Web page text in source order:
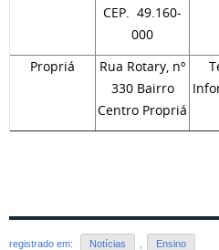
CEP. 49.160-
000
Propriá
Rua Rotary, nº
330 Bairro
Centro Propriá
registrado em: Notícias Ensino